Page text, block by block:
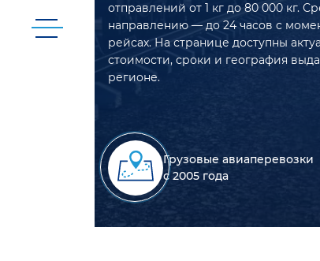
отправлений от 1 кг до 80 000 кг.
направлению — до 24 часов с
рейсах. На странице доступны
стоимости, сроки и география
регионе.
Грузовые авиаперевозки
с 2005 года